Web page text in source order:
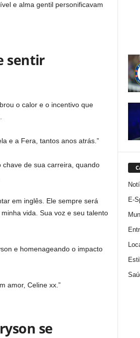
e alma gentil personificavam
sentir
o calor e o incentivo que
e a Fera, tantos anos atrás.”
de sua carreira, quando
em inglês. Ele sempre será
vida. Sua voz e seu talento
e homenageando o impacto
amor, Celine xx.”
se
E-